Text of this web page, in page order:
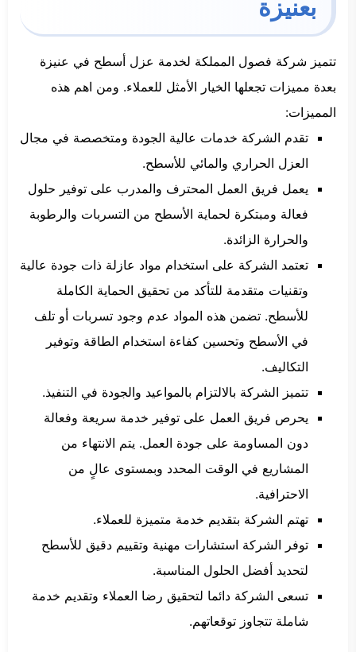
بعنيزة
تتميز شركة فصول المملكة لخدمة عزل أسطح في عنيزة
بعدة مميزات تجعلها الخيار الأمثل للعملاء. ومن اهم هذه
المميزات:
تقدم الشركة خدمات عالية الجودة ومتخصصة في مجال
العزل الحراري والمائي للأسطح.
يعمل فريق العمل المحترف والمدرب على توفير حلول
فعالة ومبتكرة لحماية الأسطح من التسربات والرطوبة
والحرارة الزائدة.
تعتمد الشركة على استخدام مواد عازلة ذات جودة عالية
وتقنيات متقدمة للتأكد من تحقيق الحماية الكاملة
للأسطح. تضمن هذه المواد عدم وجود تسربات أو تلف
في الأسطح وتحسين كفاءة استخدام الطاقة وتوفير
التكاليف.
تتميز الشركة بالالتزام بالمواعيد والجودة في التنفيذ.
يحرص فريق العمل على توفير خدمة سريعة وفعالة
دون المساومة على جودة العمل. يتم الانتهاء من
المشاريع في الوقت المحدد وبمستوى عالٍ من
الاحترافية.
تهتم الشركة بتقديم خدمة متميزة للعملاء.
توفر الشركة استشارات مهنية وتقييم دقيق للأسطح
لتحديد أفضل الحلول المناسبة.
تسعى الشركة دائما لتحقيق رضا العملاء وتقديم خدمة
شاملة تتجاوز توقعاتهم.